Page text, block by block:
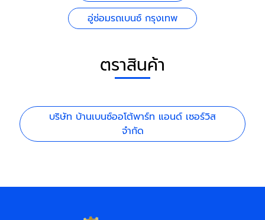
อู่ซ่อมรถเบนซ์ กรุงเทพ
ตราสินค้า
บริษัท บ้านเบนซ์ออโต้พาร์ท แอนด์ เซอร์วิส
จำกัด